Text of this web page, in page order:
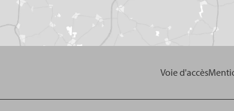
Voie d'accès